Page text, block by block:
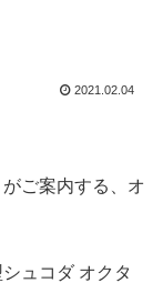
2021.02.04
ご案内する、オ
ュコダ オクタ